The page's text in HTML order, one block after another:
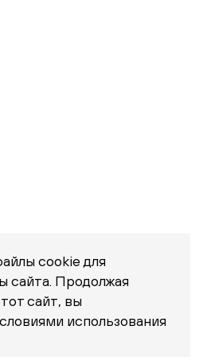
дом 2, помещение 2/1
cookie для
сайта. Продолжая
сайт, вы
использования